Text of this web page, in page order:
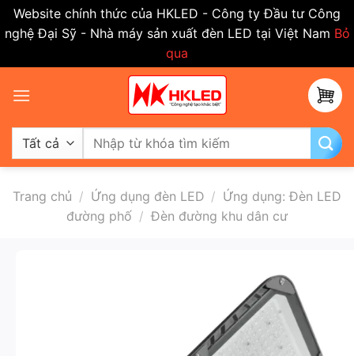
Website chính thức của HKLED - Công ty Đầu tư Công
nghệ Đại Sỹ - Nhà máy sản xuất đèn LED tại Việt Nam Bỏ
qua
qua
dung
Tìm
kiếm:
Trang chủ / Ứng dụng đèn LED / Ứng dụng: Đèn LED
đường phố / Đèn đường khu dân cư